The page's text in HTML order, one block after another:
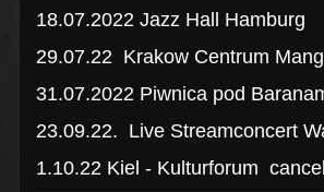
18.07.2022 Jazz Hall Hamburg
29.07.22 Krakow Centrum
31.07.2022 Piwnica pod
23.09.22. Live Streamconcert
1.10.22 Kiel - Kulturforum